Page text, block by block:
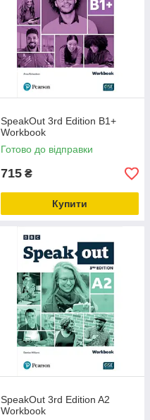
SpeakOut 3rd Edition B1+
Workbook
Готово до відправки
715 ₴
Купити
SpeakOut 3rd Edition A2
Workbook